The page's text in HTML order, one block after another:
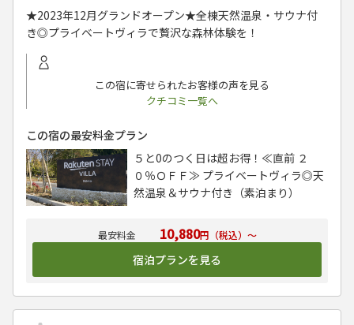
★2023年12月グランドオープン★全棟天然温泉・サウナ付
き◎プライベートヴィラで贅沢な森林体験を！
この宿に寄せられたお客様の声を見る
クチコミ一覧へ
10,880円（税込）～
宿泊プランを見る
この宿の最安料金プラン
５と0のつく日は超お得！≪直前 ２
０％ＯＦＦ≫ プライベートヴィラ◎天
然温泉＆サウナ付き（素泊まり）